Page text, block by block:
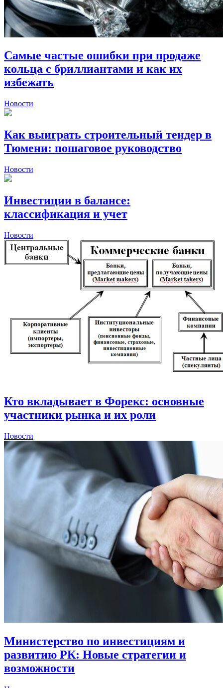
Самые частые ошибки при продаже
кольца с бриллиантами и как их
избежать
Новости
Как выиграть строительный тендер в
Тюмени: пошаговое руководство
Новости
Инвестиции в балансе:
классификация и учет
Новости
Кто вкладывает в Форекс: основные
участники рынка и их роли
Новости
Министерство по инвестициям и
развитию РК: Новые стратегии и
возможности